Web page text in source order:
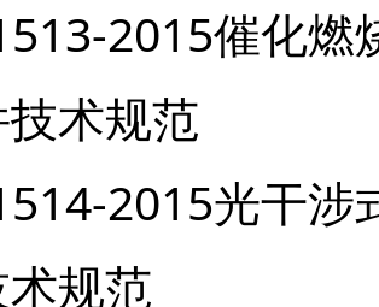
2015催化
术规范
2015光干
规范